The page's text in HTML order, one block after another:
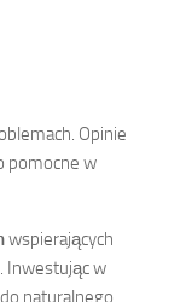
Opinie
pomocne w
wspierających
Inwestując w
naturalnego